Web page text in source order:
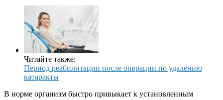
Читайте также:
Период реабилитации после операции по удалению
катаракты
В норме организм быстро привыкает к установленным